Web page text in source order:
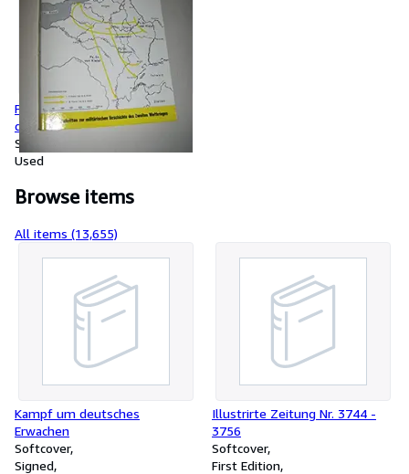
Panzertaktik im Spiegel
deutscher Kriegstagebücher
1939-1941
Softcover
Used
Browse items
All items (13,655)
Kampf um deutsches
Erwachen
Softcover
Signed
Illustrirte Zeitung Nr. 3744 -
3756
Softcover
First Edition